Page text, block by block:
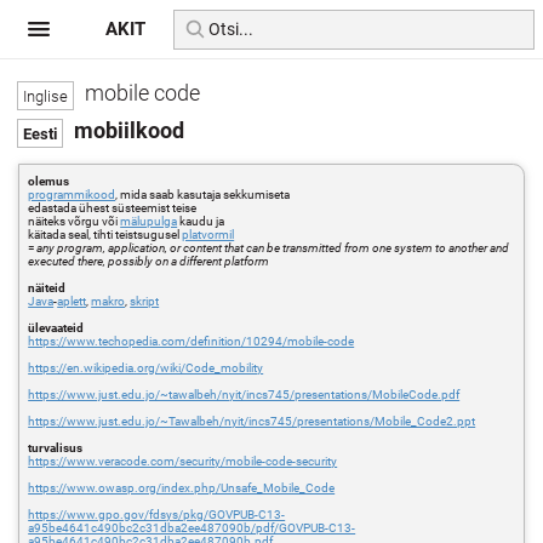
mobile code
mobiilkood
olemus
programmikood , mida saab kasutaja sekkumiseta
edastada ühest süsteemist teise
näiteks võrgu võimälupulga kaudu ja
käitada seal, tihti teistsuguselplatvormil
=any program, application, or content that can be transmitted from one system to another and
executed there, possibly on a different platform
näiteid
Java-aplett ,makro ,skript
ülevaateid
https://www.techopedia.com/definition/10294/mobile-code
https://en.wikipedia.org/wiki/Code_mobility
https://www.just.edu.jo/~tawalbeh/nyit/incs745/presentations/MobileCode.pdf
https://www.just.edu.jo/~Tawalbeh/nyit/incs745/presentations/Mobile_Code2.ppt
turvalisus
https://www.veracode.com/security/mobile-code-security
https://www.owasp.org/index.php/Unsafe_Mobile_Code
https://www.gpo.gov/fdsys/pkg/GOVPUB-C13-
a95be4641c490bc2c31dba2ee487090b/pdf/GOVPUB-C13-
AKIT